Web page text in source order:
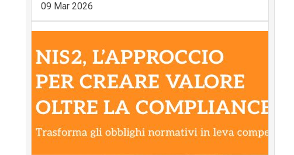
09 Mar 2026